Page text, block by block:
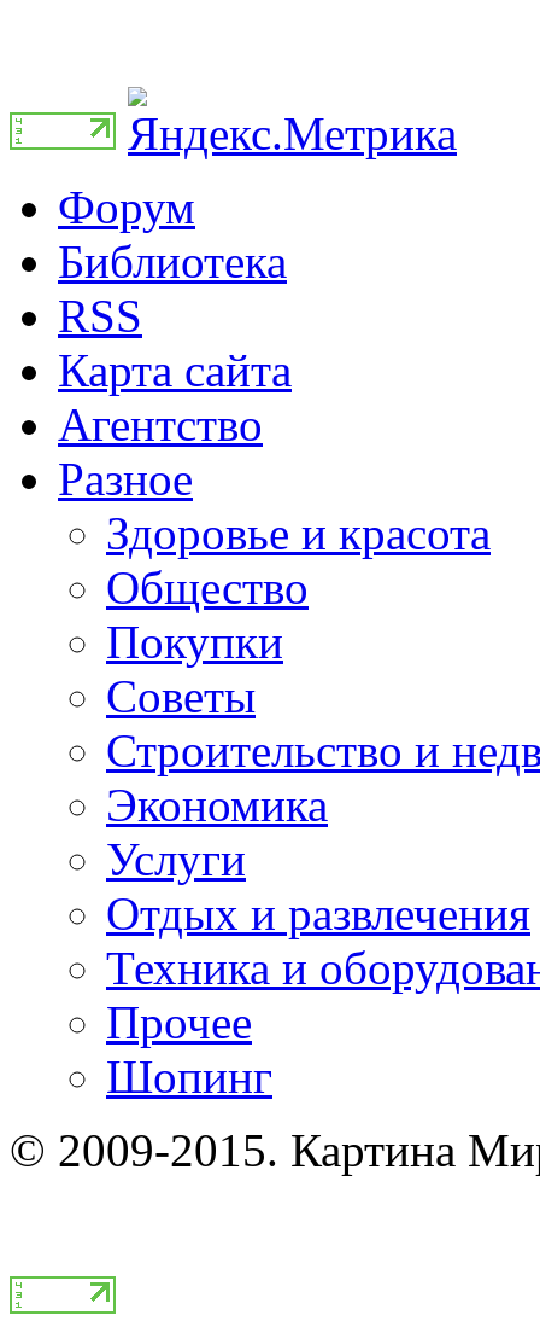
Форум
Библиотека
RSS
Карта сайта
Агентство
Разное
Здоровье и красота
Общество
Покупки
Советы
Строительство и
Экономика
Услуги
Отдых и развлечения
Техника и
Прочее
Шопинг
© 2009-2015. Картина